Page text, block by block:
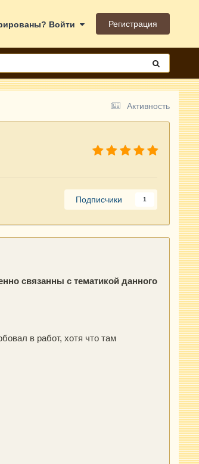
Войти Регистрация
Активность
Подписчики 1
связанны с тематикой данного
в работ, хотя что там